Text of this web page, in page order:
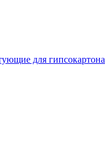
для гипсокартона